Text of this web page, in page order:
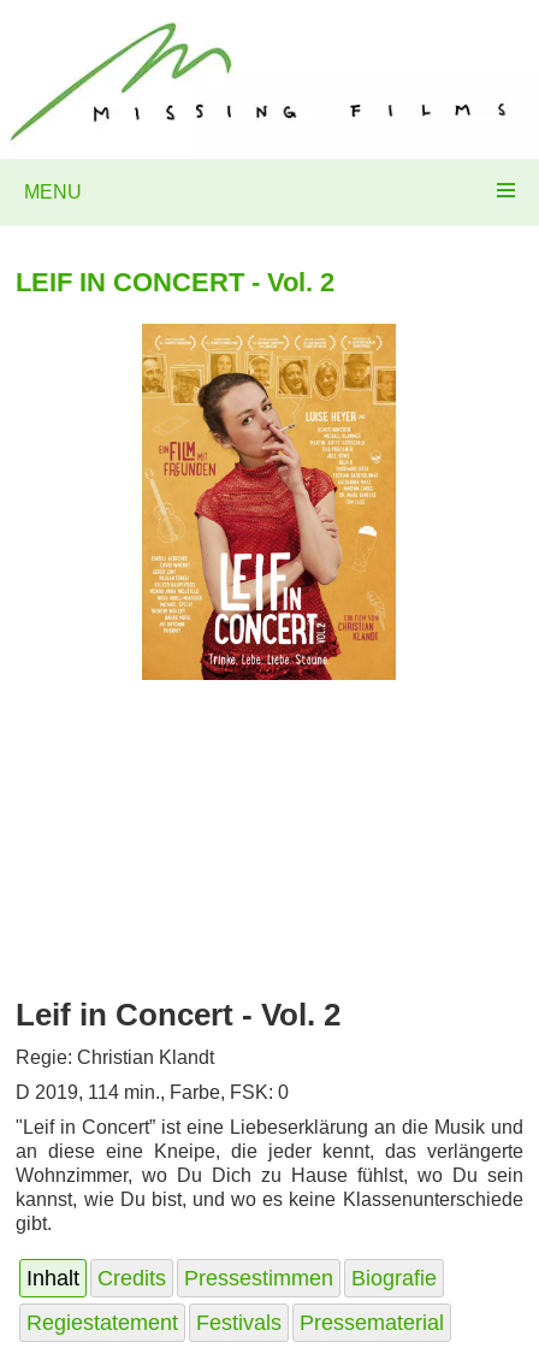
MENU
LEIF IN CONCERT - Vol. 2
Leif in Concert - Vol. 2
Regie: Christian Klandt
D 2019, 114 min., Farbe, FSK: 0
"Leif in Concert” ist eine Liebeserklärung an die Musik und
an diese eine Kneipe, die jeder kennt, das verlängerte
Wohnzimmer, wo Du Dich zu Hause fühlst, wo Du sein
kannst, wie Du bist, und wo es keine Klassenunterschiede
gibt.
Inhalt Credits Pressestimmen
Biografie
Regiestatement
Festivals
Pressematerial